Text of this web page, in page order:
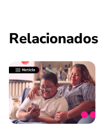
Relacionados